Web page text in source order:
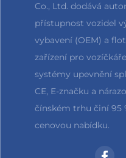
Co., Ltd. dodává
přístupnost vozidel
vybavení (OEM) a
zařízení pro
systémy upevnění
CE, E-značku a
čínském trhu činí 95
cenovou nabídku.